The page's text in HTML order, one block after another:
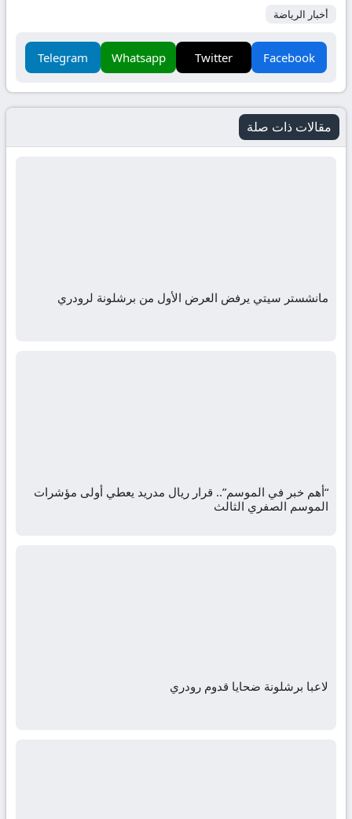
أخبار الرياضة
Facebook
Twitter
Whatsapp
Telegram
مقالات ذات صلة
مانشستر سيتي يرفض العرض الأول من برشلونة لرودري
“أهم خبر في الموسم”.. قرار ريال مدريد يعطي أولى مؤشرات
الموسم الصفري الثالث
لاعبا برشلونة ضحايا قدوم رودري